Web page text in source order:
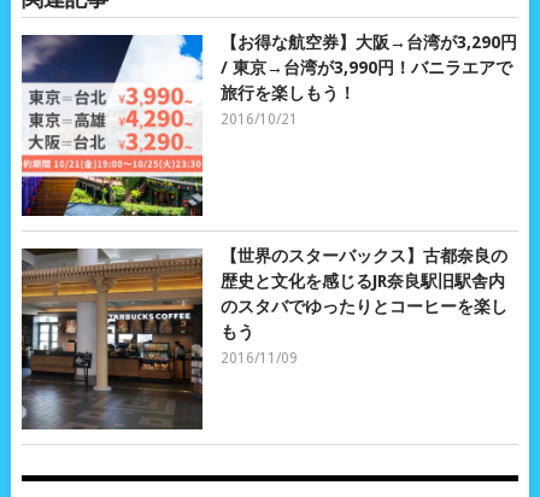
【お得な航空券】大阪→台湾が3,290円
/ 東京→台湾が3,990円！バニラエアで
旅行を楽しもう！
2016/10/21
【世界のスターバックス】古都奈良の
歴史と文化を感じるJR奈良駅旧駅舎内
のスタバでゆったりとコーヒーを楽し
もう
2016/11/09